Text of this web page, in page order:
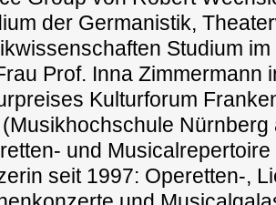
der Germanistik,
Studium
Prof. Inna Zimmermann
Kulturforum
und
seit 1997: Operetten-,